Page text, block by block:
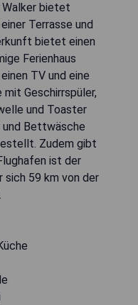
bietet
Terrasse und
bietet einen
Ferienhaus
TV und eine
Geschirrspüler,
und Toaster
Bettwäsche
Zudem gibt
ist der
sich 59 km von der